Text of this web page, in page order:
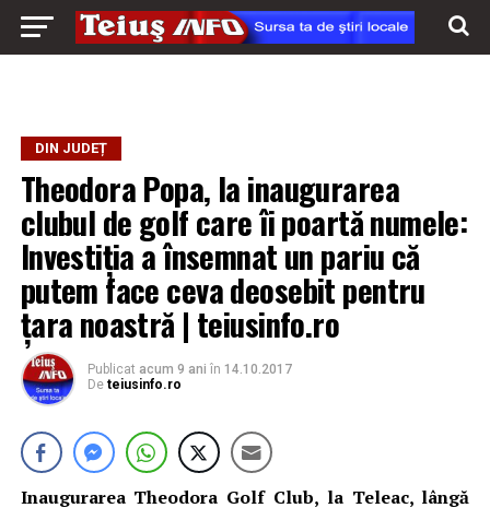
DIN JUDEȚ
Theodora Popa, la inaugurarea
clubul de golf care îi poartă numele:
Investiția a însemnat un pariu că
putem face ceva deosebit pentru
țara noastră | teiusinfo.ro
Publicat acum 9 ani în 14.10.2017
De teiusinfo.ro
Inaugurarea Theodora Golf Club, la Teleac, lângă